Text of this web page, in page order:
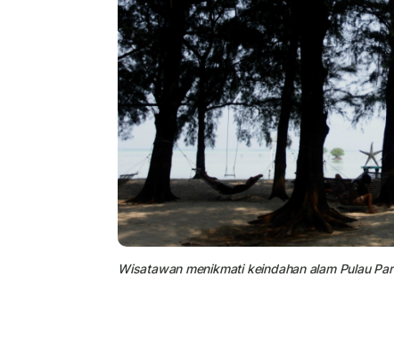
Wisatawan menikmati keindahan alam Pulau